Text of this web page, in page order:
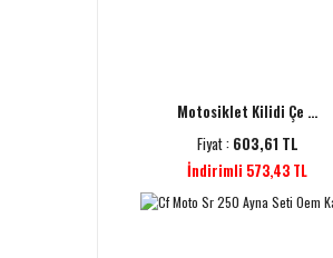
Motosiklet Kilidi Çe ...
Fiyat : 603,61 TL
İndirimli 573,43 TL